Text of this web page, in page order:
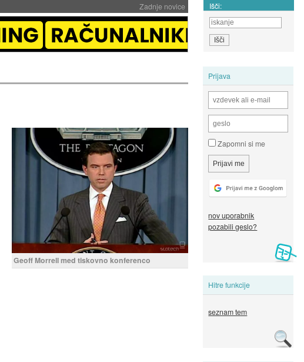
Zadnje novice Išči:
Prijava
Zapomni si me
nov uporabnik
pozabili geslo?
Hitre funkcije
seznam tem
Geoff Morrell med tiskovno konferenco